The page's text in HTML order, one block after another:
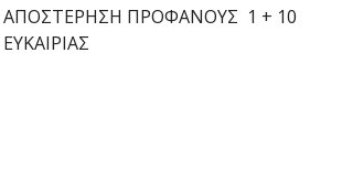
ΑΠΟΣΤΕΡΗΣΗ ΠΡΟΦΑΝΟΥΣ
ΕΥΚΑΙΡΙΑΣ
1 + 10